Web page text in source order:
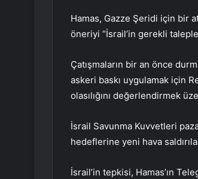
Hamas, Gazze Şeridi için bir
öneriyi “İsrail’in gerekli
Çatışmaların bir an önce
askeri baskı uygulamak için
olasılığını değerlendirmek
İsrail Savunma Kuvvetleri
hedeflerine yeni hava
İsrail’in tepkisi, Hamas’ın